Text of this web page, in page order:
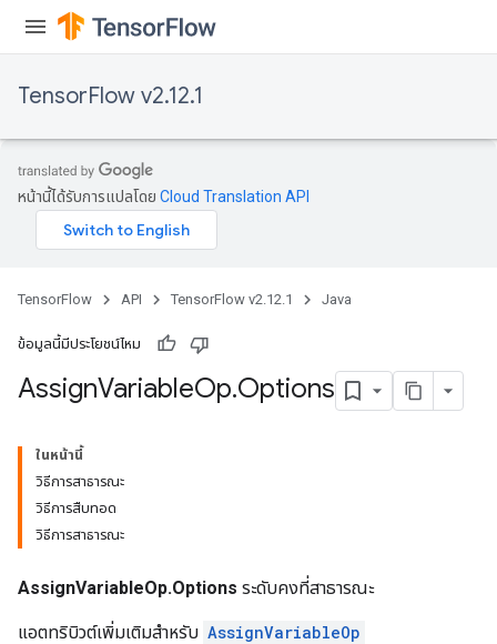
TensorFlow v2.12.1
หน้านี้ได้รับการแปลโดย Cloud Translation API
TensorFlow API TensorFlow v2.12.1 Java
ข้อมูลนี้มีประโยชน์ไหม
AssignVariableOp.Options
ในหน้านี้
วิธีการสาธารณะ
วิธีการสืบทอด
วิธีการสาธารณะ
AssignVariableOp.Options ระดับคงที่สาธารณะ
แอตทริบิวต์เพิ่มเติมสำหรับ AssignVariableOp